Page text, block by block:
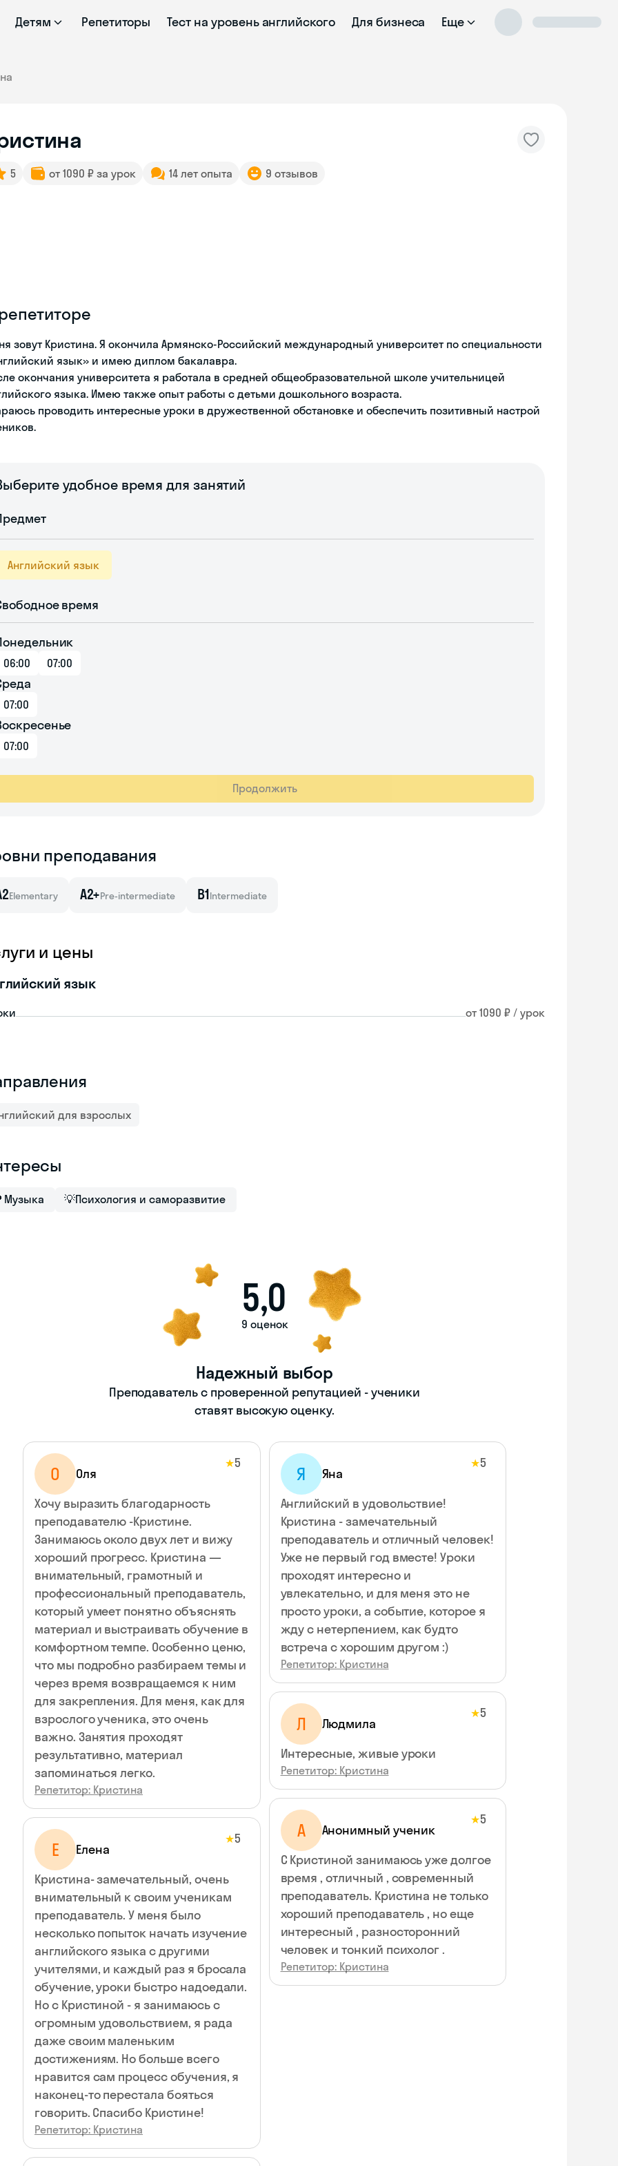
Детям Репетиторы Тест на уровень английского Для бизнеса Еще
5 от 1090 ₽ за урок 14 лет опыта 9 отзывов
зовут Кристина. Я окончила Армянско-Российский международный университет по специальности
язык» и имею диплом бакалавра.
окончания университета я работала в средней общеобразовательной школе учительницей
языка. Имею также опыт работы с детьми дошкольного возраста.
проводить интересные уроки в дружественной обстановке и обеспечить позитивный настрой
удобное время для занятий
Английский язык
время
06:00 07:00
07:00
07:00
Продолжить
преподавания
Elementary A2+Pre-intermediate B1Intermediate
и цены
язык
от 1090 ₽ / урок
для взрослых
Музыка 💡Психология и саморазвитие
5,0
9 оценок
Надежный выбор
Преподаватель с проверенной репутацией - ученики
ставят высокую оценку.
О Оля
★5
Хочу выразить благодарность
преподавателю -Кристине.
Занимаюсь около двух лет и вижу
хороший прогресс. Кристина —
внимательный, грамотный и
профессиональный преподаватель,
который умеет понятно объяснять
материал и выстраивать обучение в
комфортном темпе. Особенно ценю,
что мы подробно разбираем темы и
через время возвращаемся к ним
для закрепления. Для меня, как для
взрослого ученика, это очень
важно. Занятия проходят
результативно, материал
запоминаться легко.
Репетитор: Кристина
Е Елена
★5
Кристина- замечательный, очень
внимательный к своим ученикам
преподаватель. У меня было
несколько попыток начать изучение
английского языка с другими
учителями, и каждый раз я бросала
обучение, уроки быстро надоедали.
Но с Кристиной - я занимаюсь с
огромным удовольствием, я рада
даже своим маленьким
достижениям. Но больше всего
нравится сам процесс обучения, я
наконец-то перестала бояться
говорить. Спасибо Кристине!
Репетитор: Кристина
Я Яна
★5
Английский в удовольствие!
Кристина - замечательный
преподаватель и отличный человек!
Уже не первый год вместе! Уроки
проходят интересно и
увлекательно, и для меня это не
просто уроки, а событие, которое я
жду с нетерпением, как будто
встреча с хорошим другом :)
Репетитор: Кристина
Л Людмила
★5
Интересные, живые уроки
Репетитор: Кристина
А Анонимный ученик
★5
С Кристиной занимаюсь уже долгое
время , отличный , современный
преподаватель. Кристина не только
хороший преподаватель , но еще
интересный , разносторонний
человек и тонкий психолог .
Репетитор: Кристина